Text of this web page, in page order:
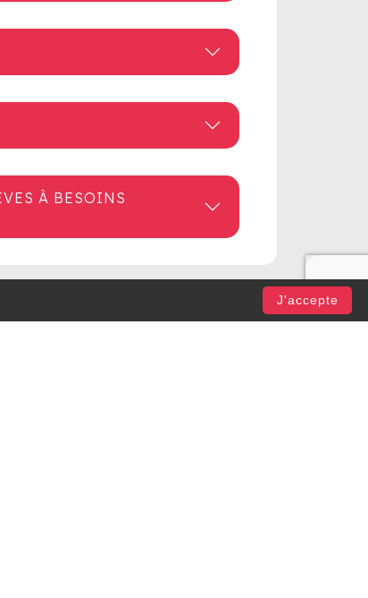
À BESOINS
J'accepte